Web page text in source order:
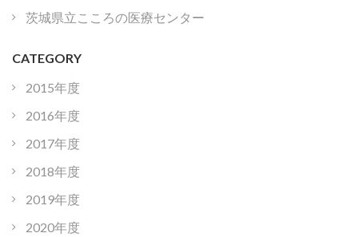
茨城県立こころの医療センター
CATEGORY
2015年度
2016年度
2017年度
2018年度
2019年度
2020年度